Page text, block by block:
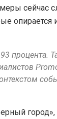
сейчас
опирается
процента.
город»,